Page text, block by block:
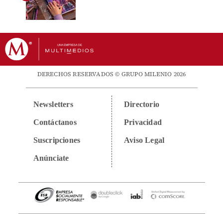
DERECHOS RESERVADOS © GRUPO MILENIO 2026
Newsletters
Contáctanos
Suscripciones
Anúnciate
Directorio
Privacidad
Aviso Legal